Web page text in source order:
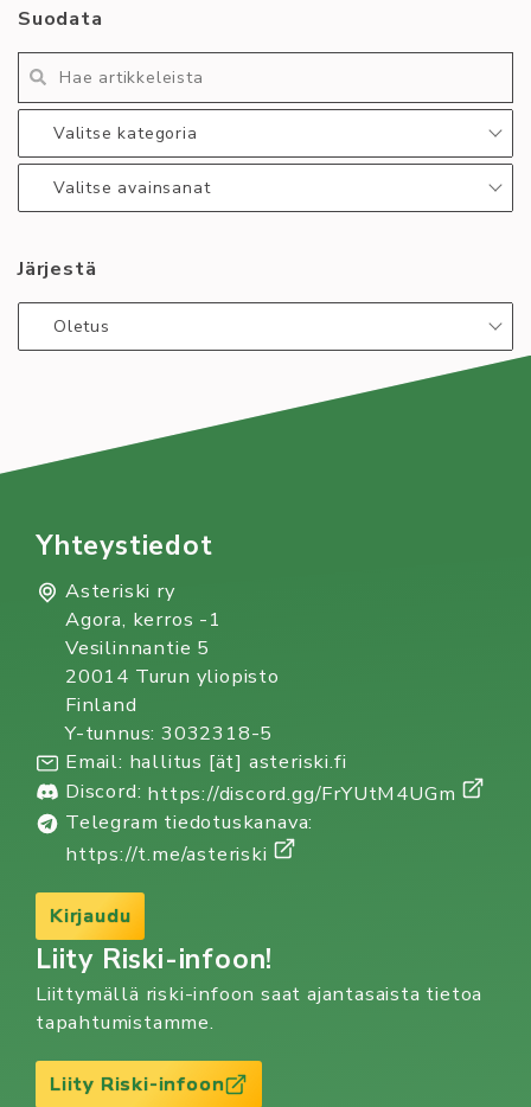
alkoholiton
kulttuuri lautapeli nukkuma
Lue lisää
Muistutus:
-
Suodata
Valitse kategoria
Valitse avainsanat
Järjestä
Oletus
Yhteystiedot
Asteriski ry
Agora, kerros -1
Vesilinnantie 5
20014 Turun yliopisto
Finland
Y-tunnus: 3032318-5
Email: hallitus [ät] asteriski.fi
Discord: https://discord.gg/FrYUtM4UGm
Telegram tiedotuskanava:
https://t.me/asteriski
Kirjaudu
Liity Riski-infoon!
Liittymällä riski-infoon saat ajantasaista tietoa
tapahtumistamme.
Liity Riski-infoon